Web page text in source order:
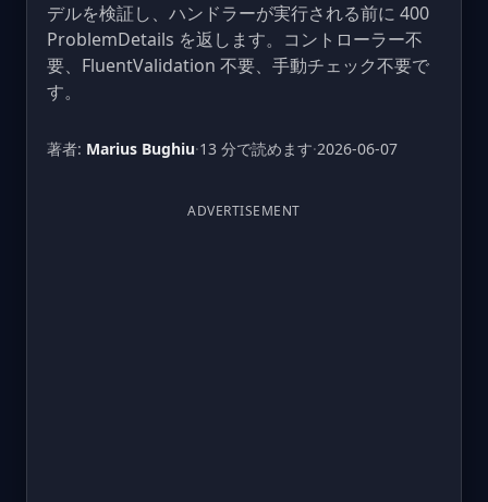
デルを検証し、ハンドラーが実行される前に 400
ProblemDetails を返します。コントローラー不
要、FluentValidation 不要、手動チェック不要で
す。
著者: Marius Bughiu·13 分で読めます·2026-06-07
ADVERTISEMENT